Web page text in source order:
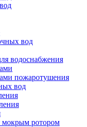
вод
водоснабжения
пожаротушения
вод
мокрым ротором